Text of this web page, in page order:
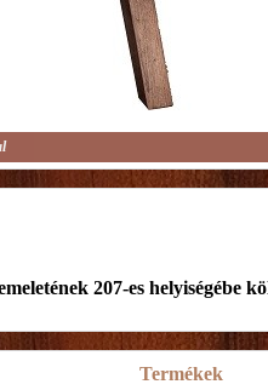
207-es helyiségébe
Termékek